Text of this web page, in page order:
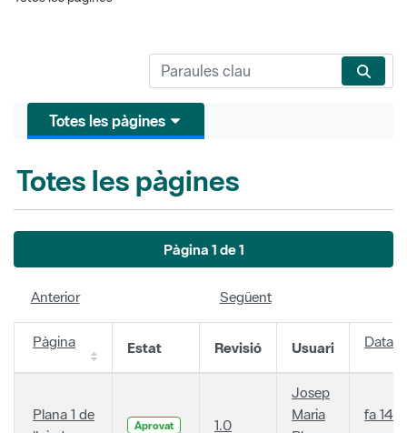
Totes les pàgines
Totes les pàgines
Pàgina 1 de 1
Anterior Següent
Pàgina Estat Revisió Usuari Data
Plana 1 de
Aprovat 1.0
Josep
Maria
fa 14